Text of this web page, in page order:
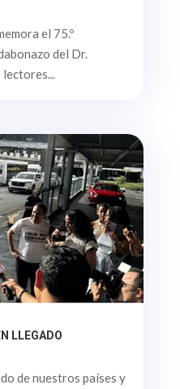
el 75.º
del Dr.
lectores...
LLEGADO
de nuestros países y